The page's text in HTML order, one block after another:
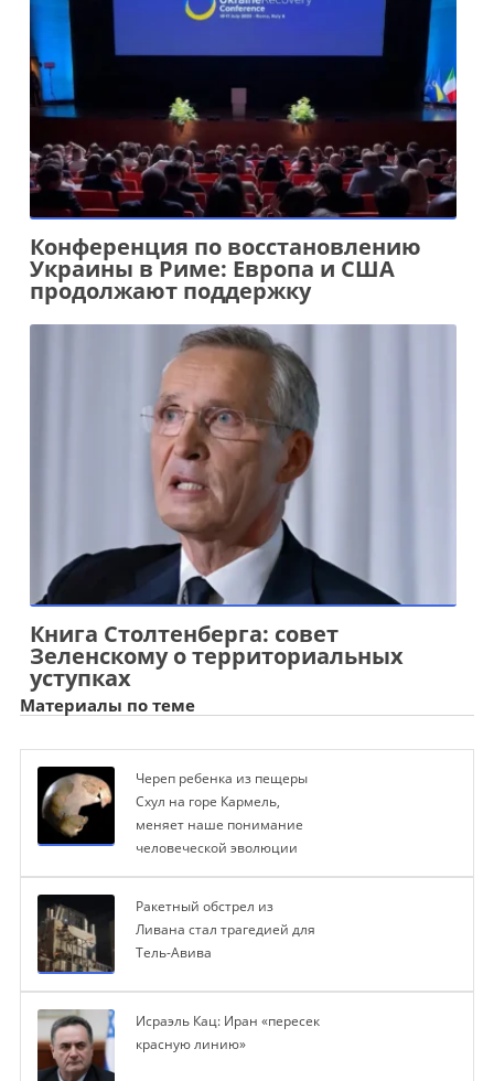
Конференция по восстановлению
Украины в Риме: Европа и США
продолжают поддержку
Книга Столтенберга: совет
Зеленскому о территориальных
уступках
Материалы по теме
Череп ребенка из пещеры
Схул на горе Кармель,
меняет наше понимание
человеческой эволюции
Ракетный обстрел из
Ливана стал трагедией для
Тель-Авива
Исраэль Кац: Иран «пересек
красную линию»